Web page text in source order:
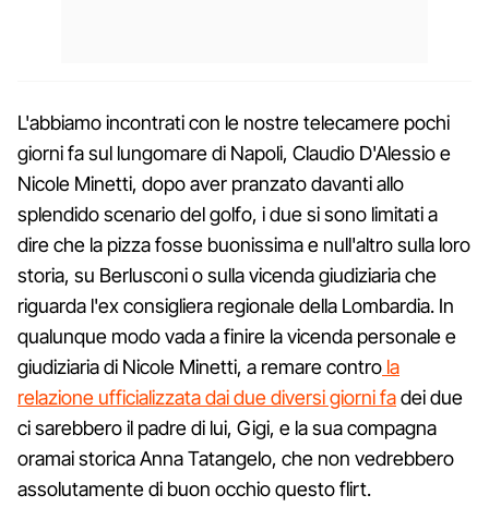
L'abbiamo incontrati con le nostre telecamere pochi
giorni fa sul lungomare di Napoli, Claudio D'Alessio e
Nicole Minetti, dopo aver pranzato davanti allo
splendido scenario del golfo, i due si sono limitati a
dire che la pizza fosse buonissima e null'altro sulla loro
storia, su Berlusconi o sulla vicenda giudiziaria che
riguarda l'ex consigliera regionale della Lombardia. In
qualunque modo vada a finire la vicenda personale e
giudiziaria di Nicole Minetti, a remare contro la
relazione ufficializzata dai due diversi giorni fadei due
ci sarebbero il padre di lui, Gigi, e la sua compagna
oramai storica Anna Tatangelo, che non vedrebbero
assolutamente di buon occhio questo flirt.